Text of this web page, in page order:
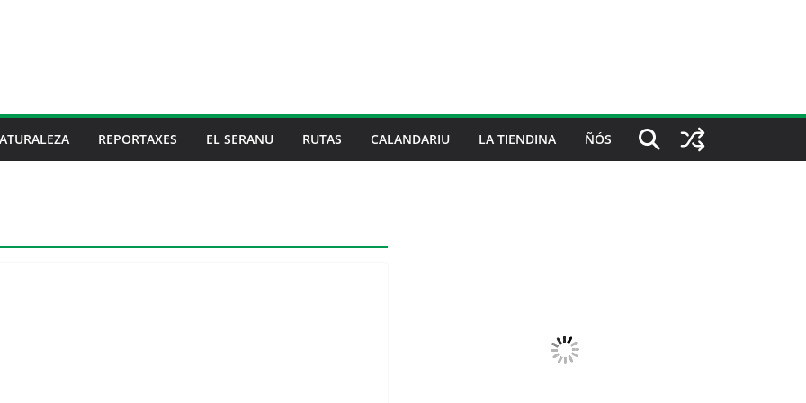
REPORTAXES EL SERANU RUTAS CALANDARIU LA TIENDINA ÑÓS